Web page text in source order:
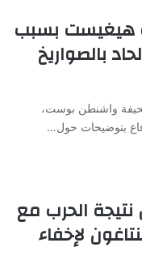
هيغيست بسبب
بالصواريخ
واشنطن بوست،
بتوضيحات حول…
نتيجة الحرب مع
لإخفاء